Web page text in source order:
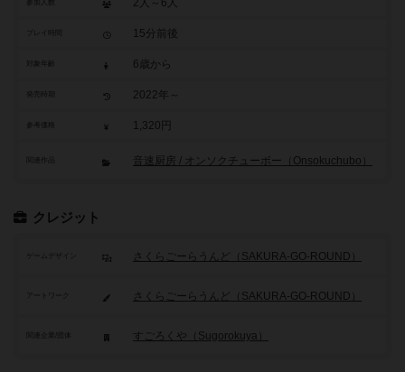
参加人数 2人～6人
15分前後
6歳から
2022年～
参考価格 1,320円
関連作品 音速厨房 / オンソクチューボー（Onsokuchubo）
クレジット
ゲームデザイン さくらごーらうんど（SAKURA-GO-ROUND）
アートワーク さくらごーらうんど（SAKURA-GO-ROUND）
すごろくや（Sugorokuya）